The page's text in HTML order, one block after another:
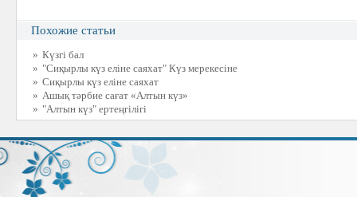
Похожие статьи
» Күзгі бал
» "Сиқырлы күз еліне саяхат" Күз мерекесіне
» Сиқырлы күз еліне саяхат
» Ашық тәрбие сағат «Алтын күз»
» "Алтын күз" ертеңгілігі